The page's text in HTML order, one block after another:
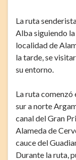
La ruta
Alba siguiendo
localidad de
la tarde, se
su entorno.
La ruta
sur a norte
canal del Gran
Alameda de
cauce del
Durante la ruta,